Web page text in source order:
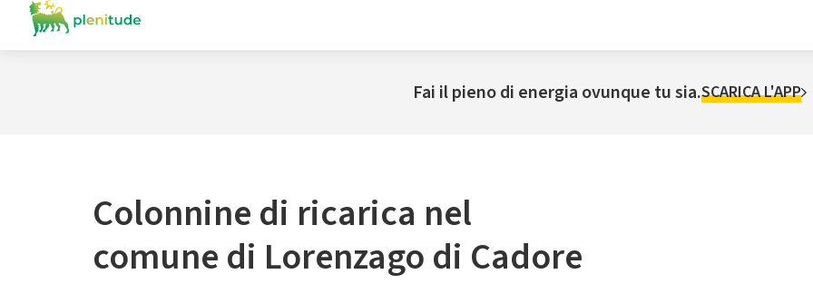
Fai il pieno di energia ovunque tu sia.SCARICA L'APP
Colonnine di ricarica nel
comune di Lorenzago di Cadore